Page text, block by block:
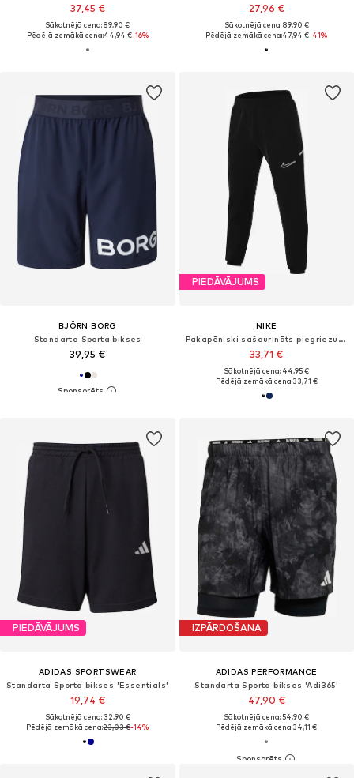
37,45 €
Sākotnējā cena: 89,90 €
Pēdējā zemākā cena:44,94 €-16%
27,96 €
Sākotnējā cena: 89,90 €
Pēdējā zemākā cena:47,94 €-41%
BJÖRN BORG
Standarta Sporta bikses
39,95 €
PIEDĀVĀJUMS
NIKE
Pakapēniski sašaurināts piegriezums Sporta bikses 'Academy 25'
33,71 €
Sākotnējā cena: 44,95 €
Pēdējā zemākā cena:33,71 €
PIEDĀVĀJUMS
ADIDAS SPORTSWEAR
Standarta Sporta bikses 'Essentials'
19,74 €
Sākotnējā cena: 32,90 €
Pēdējā zemākā cena:23,03 €-14%
IZPĀRDOŠANA
ADIDAS PERFORMANCE
Standarta Sporta bikses 'Adi365'
47,90 €
Sākotnējā cena: 54,90 €
Pēdējā zemākā cena:34,11 €